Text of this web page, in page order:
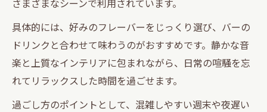
具体的には、好みのフレーバーをじっくり選び、バーの
ドリンクと合わせて味わうのがおすすめです。静かな音
楽と上質なインテリアに包まれながら、日常の喧騒を忘
れてリラックスした時間を過ごせます。
過ごし方のポイントとして、混雑しやすい週末や夜遅い